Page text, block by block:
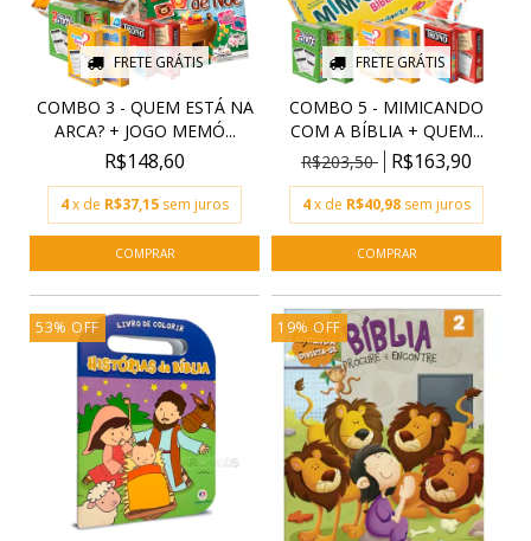
FRETE GRÁTIS
COMBO 3 - QUEM ESTÁ NA
ARCA? + JOGO MEMÓ...
R$148,60
4x de R$37,15 sem juros
FRETE GRÁTIS
COMBO 5 - MIMICANDO
COM A BÍBLIA + QUEM...
R$203,50
R$163,90
4x de R$40,98 sem juros
53% OFF 19% OFF